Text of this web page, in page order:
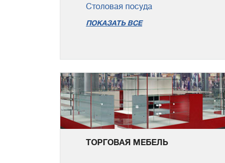
Столовая посуда
ПОКАЗАТЬ ВСЕ
ТОРГОВАЯ МЕБЕЛЬ